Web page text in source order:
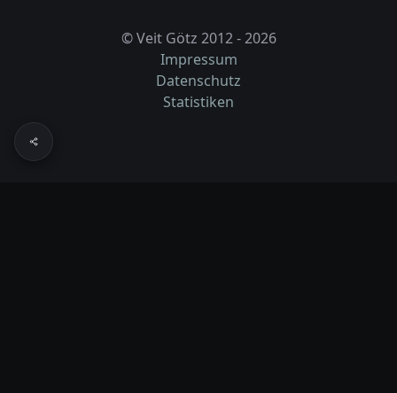
© Veit Götz 2012 - 2026
Impressum
Datenschutz
Statistiken